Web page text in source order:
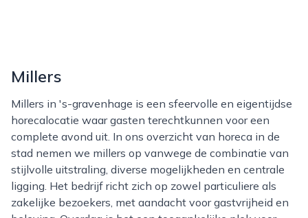
Millers
Millers in 's-gravenhage is een sfeervolle en eigentijdse
horecalocatie waar gasten terechtkunnen voor een
complete avond uit. In ons overzicht van horeca in de
stad nemen we millers op vanwege de combinatie van
stijlvolle uitstraling, diverse mogelijkheden en centrale
ligging. Het bedrijf richt zich op zowel particuliere als
zakelijke bezoekers, met aandacht voor gastvrijheid en